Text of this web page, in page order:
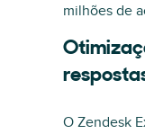
milhões de
O Zendesk